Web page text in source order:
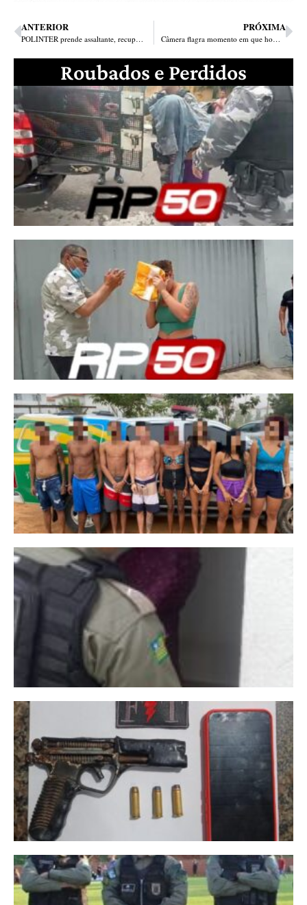
ANTERIOR
POLINTER prende assaltante, recupera duas motos, apreende arma, munições e farda de empresa usada em crimes
PRÓXIMA
Câmera flagra momento em que homem é perseguido e executado em Parnaíba
Roubados e Perdidos